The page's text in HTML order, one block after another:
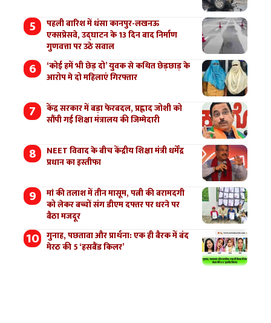
पहली बारिश में धंसा कानपुर-लखनऊ
एक्सप्रेसवे, उद्घाटन के 13 दिन बाद निर्माण
गुणवत्ता पर उठे सवाल
‘कोई हमें भी छेड़ दो’ युवक से कथित छेड़छाड़ के
आरोप मे दो महिलाएं गिरफ्तार
केंद्र सरकार में बड़ा फेरबदल, प्रह्लाद जोशी को
सौंपी गई शिक्षा मंत्रालय की जिम्मेदारी
NEET विवाद के बीच केंद्रीय शिक्षा मंत्री धर्मेंद्र
प्रधान का इस्तीफा
मां की तलाश में तीन मासूम, पत्नी की बरामदगी
को लेकर बच्चों संग डीएम दफ्तर पर धरने पर
बैठा मजदूर
गुनाह, पछतावा और प्रार्थना: एक ही बैरक में बंद
मेरठ की 5 ‘हसबैंड किलर’